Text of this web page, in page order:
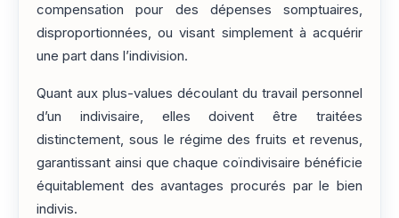
compensation pour des dépenses somptuaires,
disproportionnées, ou visant simplement à acquérir
une part dans l’indivision.
Quant aux plus-values découlant du travail personnel
d’un indivisaire, elles doivent être traitées
distinctement, sous le régime des fruits et revenus,
garantissant ainsi que chaque coïndivisaire bénéficie
équitablement des avantages procurés par le bien
indivis.